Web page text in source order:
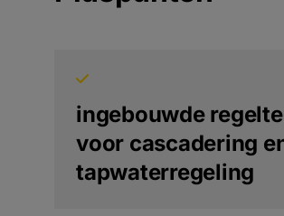
ingebouwde
voor cascadering
tapwaterregeling